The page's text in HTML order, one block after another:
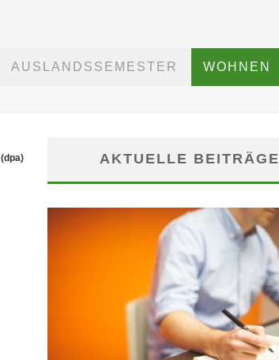
AUSLANDSSEMESTER WOHNEN
(dpa) AKTUELLE BEITRÄGE